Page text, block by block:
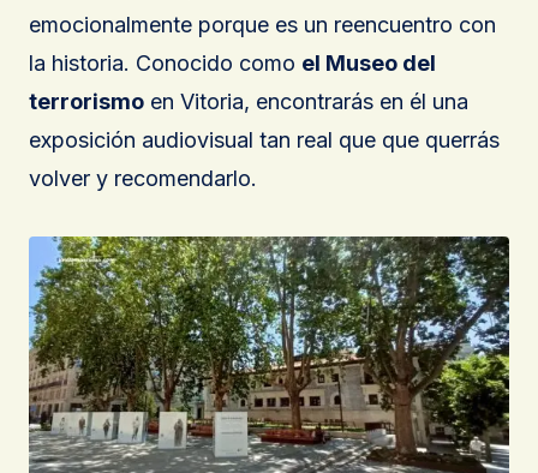
emocionalmente porque es un reencuentro con
la historia. Conocido como el Museo del
terrorismo en Vitoria, encontrarás en él una
exposición audiovisual tan real que que querrás
volver y recomendarlo.